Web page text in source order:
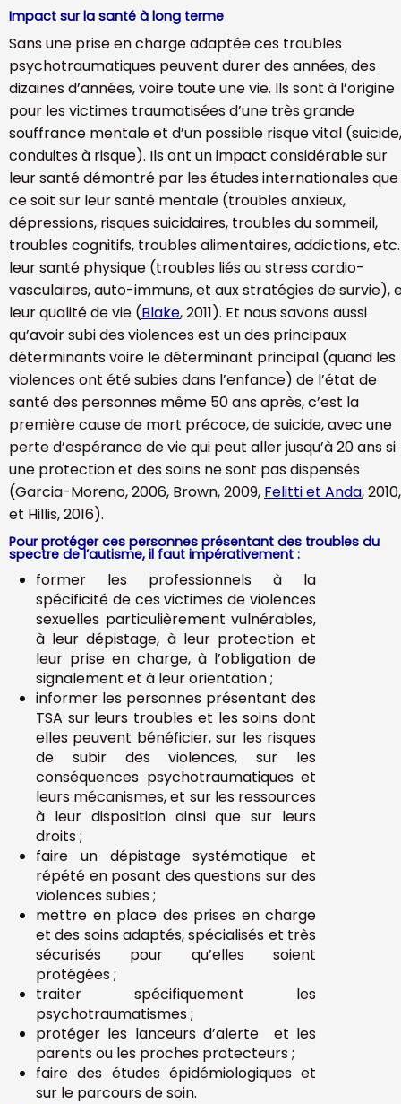
Impact sur la santé à long terme
Sans une prise en charge adaptée ces troubles
psychotraumatiques peuvent durer des années, des
dizaines d’années, voire toute une vie. Ils sont à l’origine
pour les victimes traumatisées d’une très grande
souffrance mentale et d’un possible risque vital (suicide,
conduites à risque). Ils ont un impact considérable sur
leur santé démontré par les études internationales que
ce soit sur leur santé mentale (troubles anxieux,
dépressions, risques suicidaires, troubles du sommeil,
troubles cognitifs, troubles alimentaires, addictions,
leur santé physique (troubles liés au stress cardio-
vasculaires, auto-immuns, et aux stratégies de survie),
leur qualité de vie (Blake, 2011). Et nous savons aussi
qu’avoir subi des violences est un des principaux
déterminants voire le déterminant principal (quand les
violences ont été subies dans l’enfance) de l’état de
santé des personnes même 50 ans après, c’est la
première cause de mort précoce, de suicide, avec une
perte d’espérance de vie qui peut aller jusqu’à 20 ans si
une protection et des soins ne sont pas dispensés
(Garcia-Moreno, 2006, Brown, 2009, Felitti et Anda, 2010,
et Hillis, 2016).
Pour protéger ces personnes présentant des troubles du
spectre de l’autisme, il faut impérativement :
former les professionnels à la
spécificité de ces victimes de violences
sexuelles particulièrement vulnérables,
à leur dépistage, à leur protection et
leur prise en charge, à l’obligation de
signalement et à leur orientation ;
informer les personnes présentant des
TSA sur leurs troubles et les soins dont
elles peuvent bénéficier, sur les risques
de subir des violences, sur les
conséquences psychotraumatiques et
leurs mécanismes, et sur les ressources
à leur disposition ainsi que sur leurs
droits ;
faire un dépistage systématique et
répété en posant des questions sur des
violences subies ;
mettre en place des prises en charge
et des soins adaptés, spécialisés et très
sécurisés pour qu’elles soient
protégées ;
traiter spécifiquement les
psychotraumatismes ;
protéger les lanceurs d’alerte et les
parents ou les proches protecteurs ;
faire des études épidémiologiques et
sur le parcours de soin.